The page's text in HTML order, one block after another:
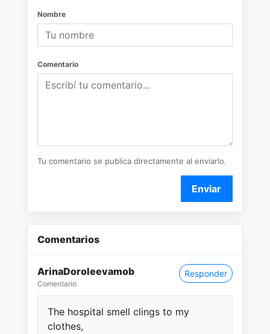
Nombre
Comentario
Tu comentario se publica directamente al enviarlo.
Enviar
Comentarios
ArinaDoroleevamob
Comentario
Responder
The hospital smell clings to my
clothes,